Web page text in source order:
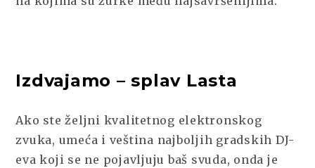
Izdvajamo – splav Lasta
Ako ste željni kvalitetnog elektronskog
zvuka, umeća i veština najboljih gradskih DJ-
eva koji se ne pojavljuju baš svuda, onda je